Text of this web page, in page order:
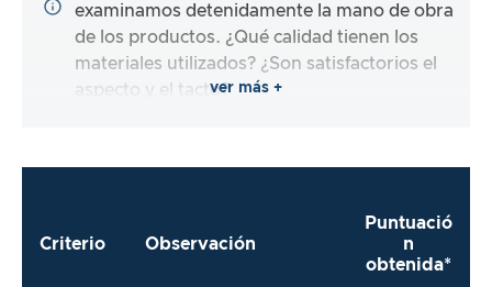
examinamos detenidamente la mano de obra
de los productos. ¿Qué calidad tienen los
materiales utilizados? ¿Son satisfactorios el
aspecto y el tacto?ver más +
Criterio Observación
Puntuació
n
obtenida*